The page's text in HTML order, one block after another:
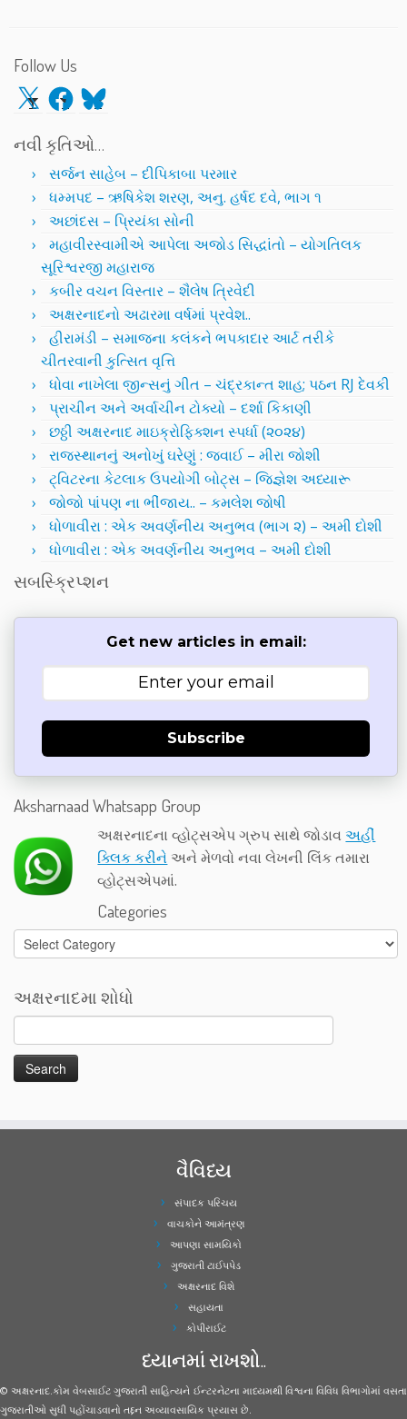
Follow Us
X Facebook
Bluesky
નવી કૃતિઓ…
સર્જન સાહેબ – દીપિકાબા પરમાર
ધમ્મપદ – ઋષિકેશ શરણ, અનુ. હર્ષદ દવે, ભાગ ૧
અછાંદસ – પ્રિયંકા સોની
મહાવીરસ્વામીએ આપેલા અજોડ સિદ્ધાંતો – યોગતિલક
સૂરિશ્વરજી મહારાજ
કબીર વચન વિસ્તાર – શૈલેષ ત્રિવેદી
અક્ષરનાદનો અઢારમા વર્ષમાં પ્રવેશ..
હીરામંડી – સમાજના કલંકને ભપકાદાર આર્ટ તરીકે
ચીતરવાની કુત્સિત વૃત્તિ
ધોવા નાખેલા જીન્સનું ગીત – ચંદ્રકાન્ત શાહ; પઠન RJ દેવકી
પ્રાચીન અને અર્વાચીન ટોક્યો – દર્શા કિકાણી
છઠ્ઠી અક્ષરનાદ માઇક્રોફિક્શન સ્પર્ધા (૨૦૨૪)
રાજસ્થાનનું અનોખું ઘરેણું : જવાઈ – મીરા જોશી
ટ્વિટરના કેટલાક ઉપયોગી બોટ્સ – જિજ્ઞેશ અધ્યારૂ
જોજો પાંપણ ના ભીંજાય.. – કમલેશ જોષી
ધોળાવીરા : એક અવર્ણનીય અનુભવ (ભાગ ૨) – અમી દોશી
ધોળાવીરા : એક અવર્ણનીય અનુભવ – અમી દોશી
સબસ્ક્રિપ્શન
Get new articles in email:
Subscribe
Aksharnaad Whatsapp Group
અક્ષરનાદના વ્હોટ્સએપ ગ્રુપ સાથે જોડાવઅહીં
ક્લિક કરીને અને મેળવો નવા લેખની લિંક તમારા
વ્હોટ્સએપમાં.
Categories
Categories
અક્ષરનાદમા શોધો
વૈવિધ્ય
સંપાદક પરિચય
વાચકોને આમંત્રણ
આપણા સામયિકો
ગુજરાતી ટાઈપપેડ
અક્ષરનાદ વિશે
સહાયતા
કોપીરાઈટ
ધ્યાનમાં રાખશો..
© અક્ષરનાદ.કોમ વેબસાઈટ ગુજરાતી સાહિત્યને ઈન્ટરનેટના માધ્યમથી વિશ્વના વિવિધ વિભાગોમાં વસતા
ગુજરાતીઓ સુધી પહોંચાડવાનો તદ્દન અવ્યાવસાયિક પ્રયાસ છે.